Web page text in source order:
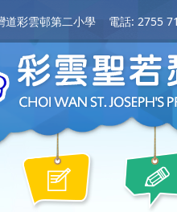
道彩雲邨第二小學 電話: 2755